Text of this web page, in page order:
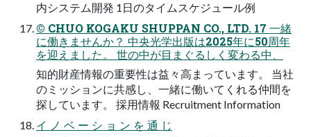
内システム開発 1日のタイムスケジュール例
© CHUO KOGAKU SHUPPAN CO., LTD. 17 一緒
に働きませんか？ 中央光学出版は2025年に50周年
を迎えました。 世の中が目まぐるしく変わる中、
知的財産情報の重要性は益々高まっています。 当社
のミッションに共感し、一緒に働いてくれる仲間を
探しています。 採用情報 Recruitment Information
イ ノ ベ ー シ ョ ン を 通 じ